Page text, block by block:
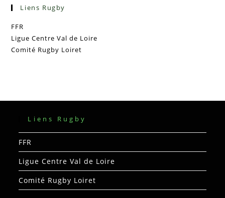
Liens Rugby
FFR
Ligue Centre Val de Loire
Comité Rugby Loiret
Liens Rugby
FFR
Ligue Centre Val de Loire
Comité Rugby Loiret